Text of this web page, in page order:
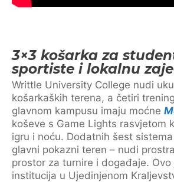
3×3 košarka za
sportiste i lokalnu
Writtle University College nudi
košarkaških terena, a četiri
glavnom kampusu imaju moćne
koševe s Game Lights rasvjetom
igru i noću. Dodatnih šest
glavni pokazni teren – nudi
prostor za turnire i događaje. Ovo
institucija u Ujedinjenom